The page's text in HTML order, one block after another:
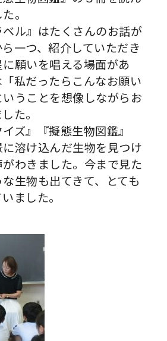
。
ベル』はたくさんのお話が
一つ、紹介していただき
願いを唱える場面があ
私だったらこんなお願い
うことを想像しながらお
た。
ズ』『擬態生物図鑑』
溶け込んだ生物を見つけ
わきました。今まで見た
生物も出てきて、とても
ました。